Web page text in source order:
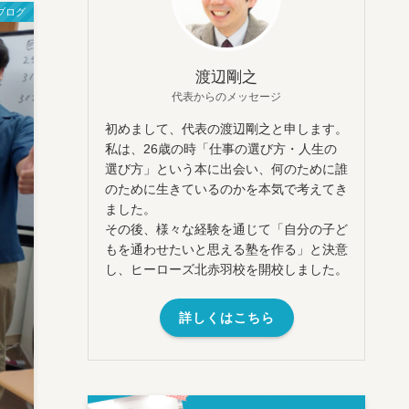
ログ
渡辺剛之
代表からのメッセージ
初めまして、代表の渡辺剛之と申します。
私は、26歳の時「仕事の選び方・人生の
選び方」という本に出会い、何のために誰
のために生きているのかを本気で考えてき
ました。
その後、様々な経験を通じて「自分の子ど
もを通わせたいと思える塾を作る」と決意
し、ヒーローズ北赤羽校を開校しました。
詳しくはこちら